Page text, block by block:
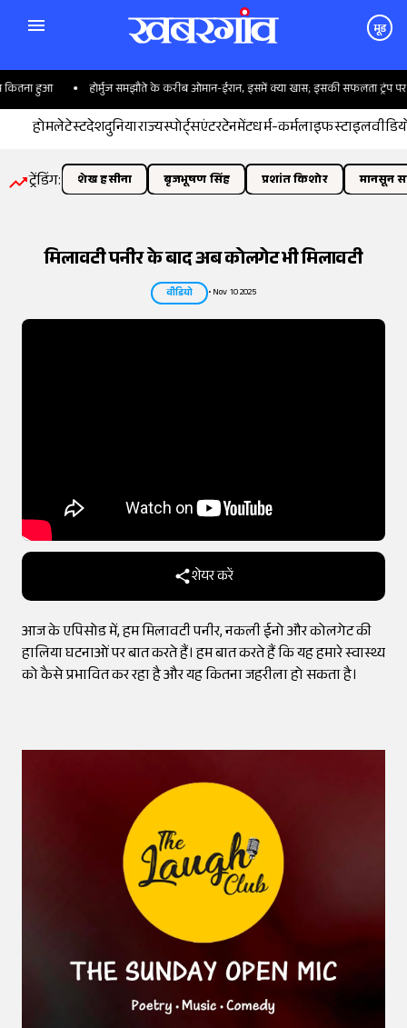
मूड
होर्मुज समझौते के करीब ओमान-ईरान, इसमें क्या खास; इसकी सफलता ट्रंप पर क्यों टिकी
होमलेटेस्टदेशदुनियाराज्यस्पोर्ट्सएंटरटेनमेंटधर्म-कर्मलाइफस्टाइल
ट्रेंडिंग: शेख हसीना बृजभूषण सिंह प्रशांत किशोर मानसून
मिलावटी पनीर के बाद अब कोलगेट भी मिलावटी
वीडियो •Nov 10 2025
शेयर करें
आज के एपिसोड में, हम मिलावटी पनीर, नकली ईनो और कोलगेट की
हालिया घटनाओं पर बात करते हैं। हम बात करते हैं कि यह हमारे स्वास्थ्य
को कैसे प्रभावित कर रहा है और यह कितना जहरीला हो सकता है।